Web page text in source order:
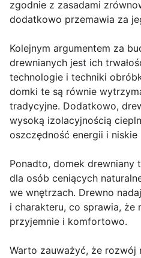
zgodnie z zasadami
dodatkowo przemawia za
Kolejnym argumentem za
drewnianych jest ich
technologie i techniki
domki te są równie
tradycyjne. Dodatkowo,
wysoką izolacyjnością
oszczędność energii i
Ponadto, domek drewniany
dla osób ceniących
we wnętrzach. Drewno
i charakteru, co sprawia, że
przyjemnie i komfortowo.
Warto zauważyć, że